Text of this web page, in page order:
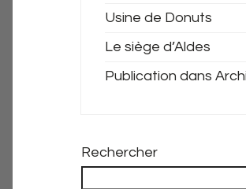
Usine de Donuts
Le siège d’Aldes
Publication dans
Rechercher